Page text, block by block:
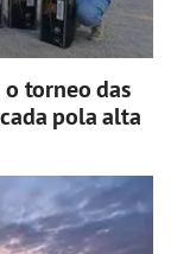
o torneo das
pola alta